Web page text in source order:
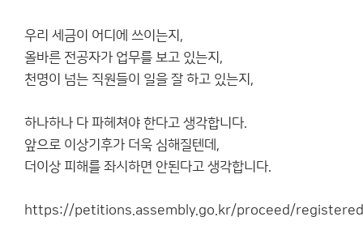
우리 세금이 어디에 쓰이는지,
올바른 전공자가 업무를 보고 있는지,
천명이 넘는 직원들이 일을 잘 하고 있는지,
하나하나 다 파헤쳐야 한다고 생각합니다.
앞으로 이상기후가 더욱 심해질텐데,
더이상 피해를 좌시하면 안된다고 생각합니다.
https://petitions.assembly.go.kr/proceed/